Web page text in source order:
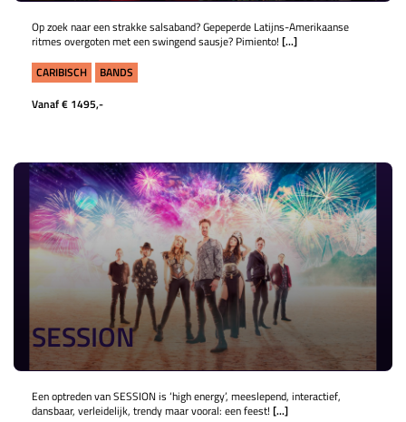
Op zoek naar een strakke salsaband? Gepeperde Latijns-Amerikaanse
ritmes overgoten met een swingend sausje? Pimiento! [...]
CARIBISCH
BANDS
Vanaf € 1495,-
SESSION
Een optreden van SESSION is ‘high energy’, meeslepend, interactief,
dansbaar, verleidelijk, trendy maar vooral: een feest! [...]